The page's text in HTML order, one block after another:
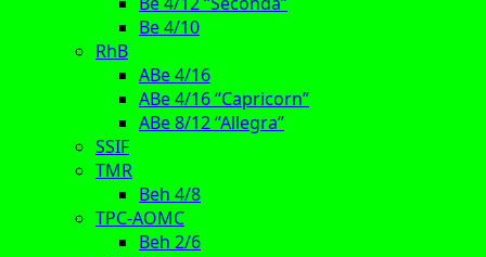
Be 4/10
RhB
ABe 4/16
ABe 4/16 “Capricorn”
ABe 8/12 “Allegra”
SSIF
TMR
Beh 4/8
TPC-AOMC
Beh 2/6